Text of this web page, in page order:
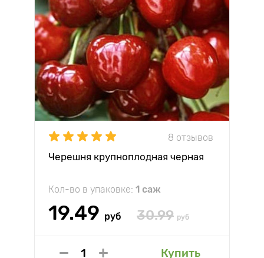
8 отзывов
Черешня крупноплодная черная
Кол-во в упаковке: 1 саж
19.49 руб 30.99 руб
Купить